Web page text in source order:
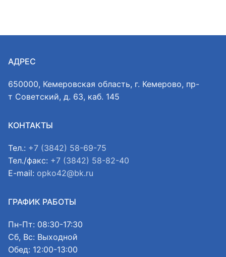
АДРЕС
650000, Кемеровская область, г. Кемерово, пр-
т Советский, д. 63, каб. 145
КОНТАКТЫ
Тел.: +7 (3842) 58-69-75
Тел./факс: +7 (3842) 58-82-40
E-mail: opko42@bk.ru
ГРАФИК РАБОТЫ
Пн-Пт: 08:30-17:30
Сб, Вс: Выходной
Обед: 12:00-13:00